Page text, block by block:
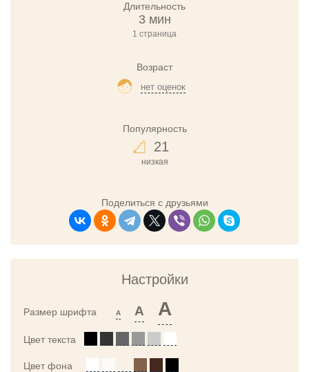
Длительность
3 мин
1 страница
Возраст
нет оценок
Популярность
21
низкая
Поделиться с друзьями
Настройки
Размер шрифта A A A
Цвет текста
Цвет фона